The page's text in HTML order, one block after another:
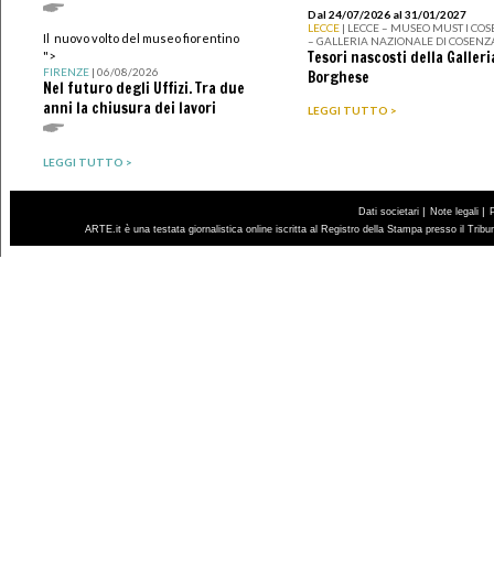
Il nuovo volto del museo fiorentino
">
FIRENZE| 06/08/2026
Nel futuro degli Uffizi. Tra due
anni la chiusura dei lavori
LEGGI TUTTO >
Dal 24/07/2026 al 31/01/2027
LECCE | LECCE – MUSEO MUST I
– GALLERIA NAZIONALE DI
Tesori nascosti della
Borghese
LEGGI TUTTO >
Dati societari | Note legali |
ARTE.it è una testata giornalistica online iscritta al Registro della Stampa presso il